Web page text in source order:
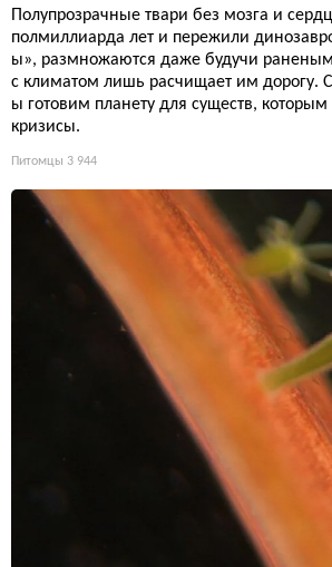
Полупрозрачные твари без мозга и
полмиллиарда лет и пережили
ы», размножаются даже будучи
с климатом лишь расчищает им дорогу.
ы готовим планету для существ,
кризисы.
Питомцы 3 944